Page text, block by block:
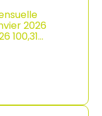
2026
100,31…